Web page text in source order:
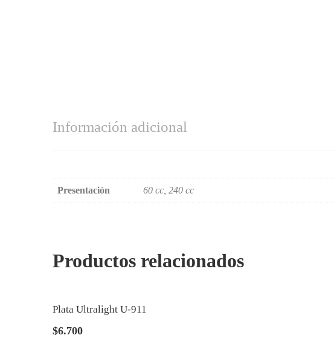
Información adicional
Presentación 60 cc, 240 cc
Productos relacionados
Plata Ultralight U-911
$6.700